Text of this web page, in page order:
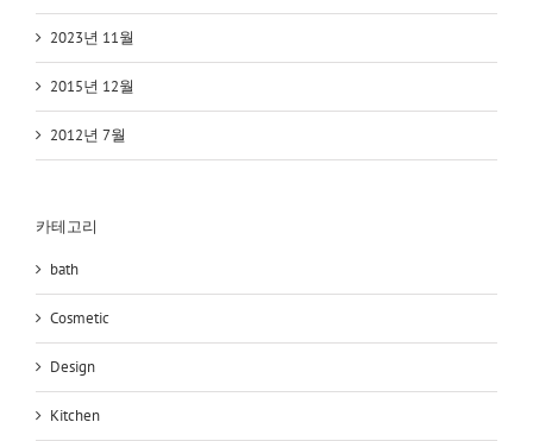
2023년 11월
2015년 12월
2012년 7월
카테고리
bath
Cosmetic
Design
Kitchen